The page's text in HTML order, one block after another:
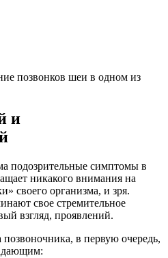
позвонков шеи в одном из
и
подозрительные симптомы в
никакого внимания на
своего организма, и зря.
свое стремительное
взгляд, проявлений.
в первую очередь,